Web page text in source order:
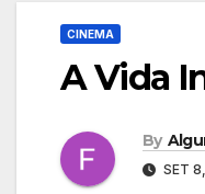
CINEMA
A Vida
By
SET